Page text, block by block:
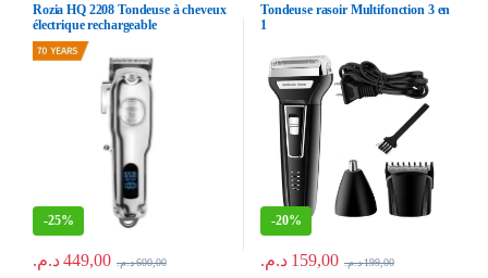
Rozia HQ 2208 Tondeuse à cheveux
électrique rechargeable
professionnelle, numérique et
réglable, LCD, 70 ans,
Rechargeable, 2020, Model USA
-25%
449,00 د.م. 600,00 د.م.
Tondeuse rasoir Multifonction 3 en
1
-20%
159,00 د.م. 199,00 د.م.